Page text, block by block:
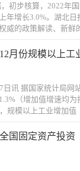
初步核算，2022年
年增长3.0%。湖北
威的政策解读、新鲜
月份规模以上工
讯 据国家统计局网
（增加值增速均
规模以上工业增加值
国固定资产投资